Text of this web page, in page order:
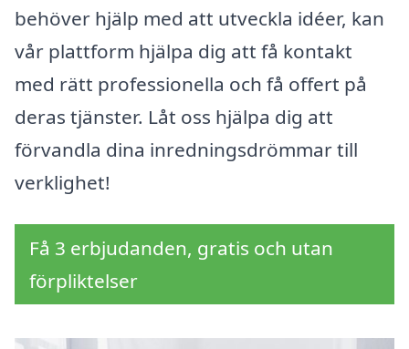
behöver hjälp med att utveckla idéer, kan
vår plattform hjälpa dig att få kontakt
med rätt professionella och få offert på
deras tjänster. Låt oss hjälpa dig att
förvandla dina inredningsdrömmar till
verklighet!
Få 3 erbjudanden, gratis och utan
förpliktelser